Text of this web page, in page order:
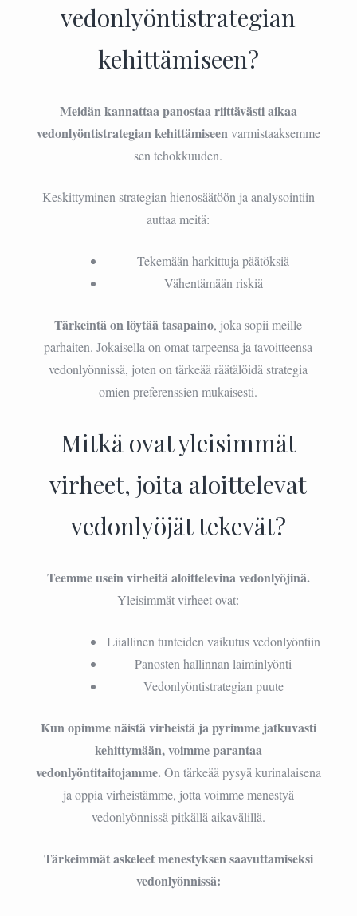
vedonlyöntistrategian
kehittämiseen?
Meidän kannattaa panostaa riittävästi aikaa
vedonlyöntistrategian kehittämiseenvarmistaaksemme
sen tehokkuuden.
Keskittyminen strategian hienosäätöön ja analysointiin
auttaa meitä:
Tekemään harkittuja päätöksiä
Vähentämään riskiä
Tärkeintä on löytää tasapaino, joka sopii meille
parhaiten. Jokaisella on omat tarpeensa ja tavoitteensa
vedonlyönnissä, joten on tärkeää räätälöidä strategia
omien preferenssien mukaisesti.
Mitkä ovat yleisimmät
virheet, joita aloittelevat
vedonlyöjät tekevät?
Teemme usein virheitä aloittelevina vedonlyöjinä.
Yleisimmät virheet ovat:
Liiallinen tunteiden vaikutus vedonlyöntiin
Panosten hallinnan laiminlyönti
Vedonlyöntistrategian puute
Kun opimme näistä virheistä ja pyrimme jatkuvasti
kehittymään, voimme parantaa
vedonlyöntitaitojamme.On tärkeää pysyä kurinalaisena
ja oppia virheistämme, jotta voimme menestyä
vedonlyönnissä pitkällä aikavälillä.
Tärkeimmät askeleet menestyksen saavuttamiseksi
vedonlyönnissä: